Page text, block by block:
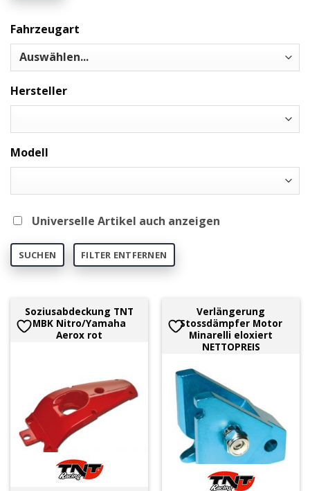
Fahrzeugart
Hersteller
Modell
Universelle Artikel auch anzeigen
SUCHEN FILTER ENTFERNEN
Soziusabdeckung TNT
MBK Nitro/Yamaha
Aerox rot
Verlängerung
Stossdämpfer Motor
Minarelli eloxiert
NETTOPREIS